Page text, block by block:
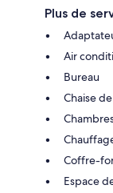
Plus de
Air
Bureau
Chaise
Coffre-
Espace